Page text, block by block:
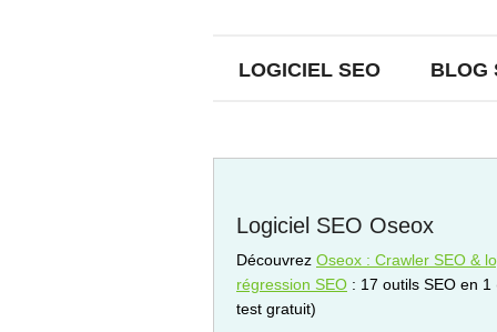
LOGICIEL SEO BLOG
Logiciel SEO Oseox
Découvrez Oseox : Crawler SEO &
régression SEO : 17 outils SEO en 1
test gratuit)